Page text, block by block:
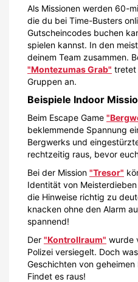
Als Missionen werden 60-
die du bei Time-Busters
Gutscheincodes buchen
spielen kannst. In den
deinem Team zusammen.
"Montezumas Grab" tretet
Gruppen an.
Beispiele Indoor
Beim Escape Game
beklemmende Spannung
Bergwerks und
rechtzeitig raus, bevor
Bei der Mission "Tresor"
Identität von
die Hinweise richtig zu
knacken ohne den Alarm
spannend!
Der "Kontrollraum" wurde
Polizei versiegelt. Doch
Geschichten von
Findet es raus!